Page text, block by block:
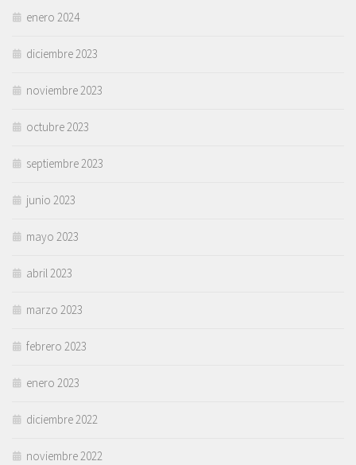
enero 2024
diciembre 2023
noviembre 2023
octubre 2023
septiembre 2023
junio 2023
mayo 2023
abril 2023
marzo 2023
febrero 2023
enero 2023
diciembre 2022
noviembre 2022